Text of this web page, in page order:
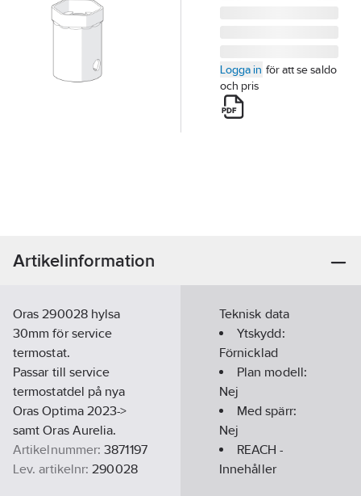
Logga in för att se saldo
och pris
Artikelinformation
Oras 290028 hylsa
30mm för service
termostat.
Passar till service
termostatdel på nya
Oras Optima 2023->
samt Oras Aurelia.
Artikelnummer: 3871197
Lev. artikelnr: 290028
Teknisk data
Ytskydd:
Förnicklad
Plan modell:
Nej
Med spärr:
Nej
REACH -
Innehåller